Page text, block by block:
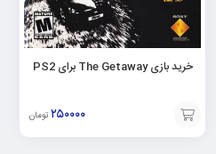
خرید بازی The Getaway برای PS2
۲۵۰۰۰۰ تومان
افزودن